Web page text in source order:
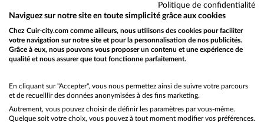
bottines ou une robe près du corps
Cuir qui évolue avec le temps, développant
une patine unique
Quelle est l'épaisseur du cuir d'agneau utilisé pour ce
Would you like to be redirected to our English site?
No
Yes
Politique de confidentialité
Naviguez sur notre site en toute simplicité grâce aux cookies
Chez Cuir-city.com comme ailleurs, nous utilisons des cookies pour faciliter
votre navigation sur notre site et pour la personnalisation de nos publicités.
Grâce à eux, nous pouvons vous proposer un contenu et une expérience de
qualité et nous assurer que tout fonctionne parfaitement.
En cliquant sur "Accepter", vous nous permettez ainsi de suivre votre parcours
et de recueillir des données anonymisées à des fins marketing.
Autrement, vous pouvez choisir de définir les paramètres par vous-même.
Quelque soit votre choix, vous pouvez à tout moment modifier vos préférences.